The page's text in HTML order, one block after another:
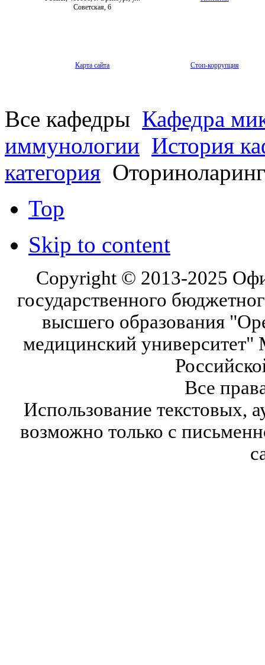
Советская, 6
Карта сайта Стоп-коррупция
Все кафедры Кафедра
иммунологии История
категория
Top
Skip to content
Copyright © 2013-2025
государственного
высшего образования
медицинский университет"
Все
Использование текстовых,
возможно только с